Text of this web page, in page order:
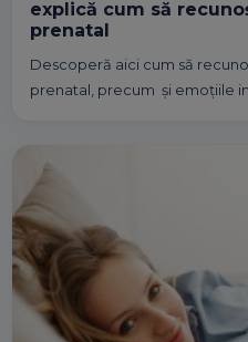
explică cum să
prenatal
Descoperă aici cum să
prenatal, precum și emoțiile